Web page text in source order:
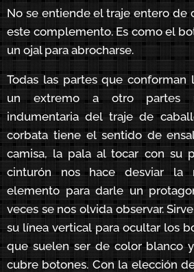
No se entiende el traje entero de
este complemento. Es como el
un ojal para abrocharse.
Todas las partes que conforman
un extremo a otro partes
indumentaria del traje de
corbata tiene el sentido de
camisa, la pala al tocar con su
cinturón nos hace desviar la
elemento para darle un
veces se nos olvida observar.
su línea vertical para ocultar los
que suelen ser de color blanco
cubre botones. Con la elección